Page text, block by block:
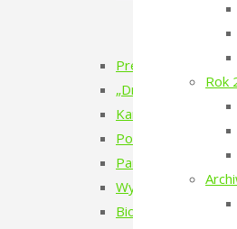
Rok
Bieżeństwo
Bezhenstvo
Premiera książki
„Drobny kruchy
Kamienie musiały
Poezja w Puszczy
Pan Les
Wystawa Faustyna
Biodróż